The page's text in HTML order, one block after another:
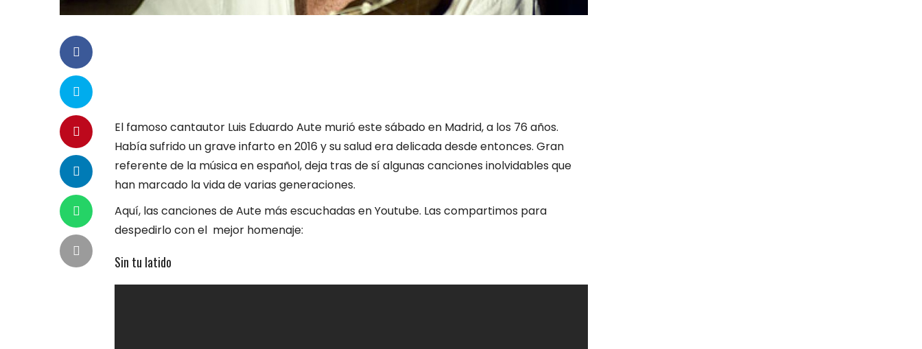
El famoso cantautor Luis Eduardo Aute murió este sábado en Madrid, a los 76 años.
Había sufrido un grave infarto en 2016 y su salud era delicada desde entonces. Gran
referente de la música en español, deja tras de sí algunas canciones inolvidables que
han marcado la vida de varias generaciones.
Aquí, las canciones de Aute más escuchadas en Youtube. Las compartimos para
despedirlo con el mejor homenaje:
Sin tu latido